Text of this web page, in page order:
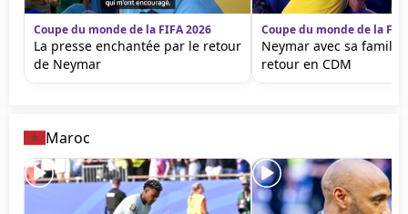
Coupe du monde de la FIFA 2026
La presse enchantée par le retour
de Neymar
Coupe du monde de la
Neymar avec sa famille
retour en CDM
Maroc